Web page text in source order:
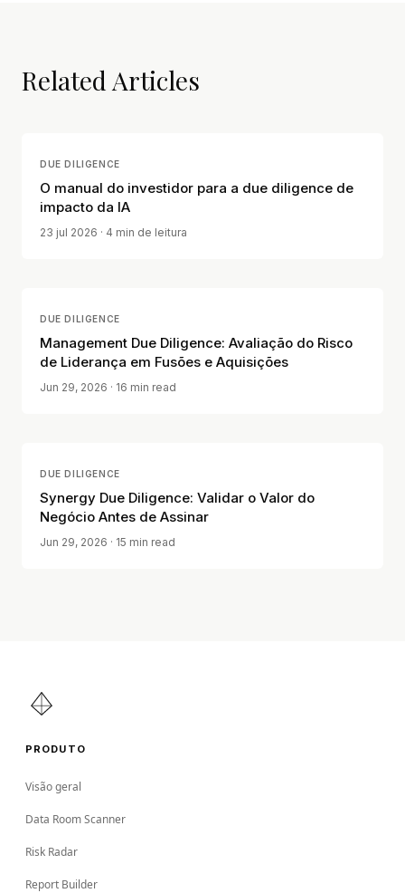
Related Articles
DUE DILIGENCE
O manual do investidor para a due diligence de
impacto da IA
23 jul 2026 · 4 min de leitura
DUE DILIGENCE
Management Due Diligence: Avaliação do Risco
de Liderança em Fusões e Aquisições
Jun 29, 2026 · 16 min read
DUE DILIGENCE
Synergy Due Diligence: Validar o Valor do
Negócio Antes de Assinar
Jun 29, 2026 · 15 min read
PRODUTO
Visão geral
Data Room Scanner
Risk Radar
Report Builder